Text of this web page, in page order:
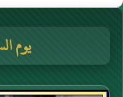
يوم السبت 25